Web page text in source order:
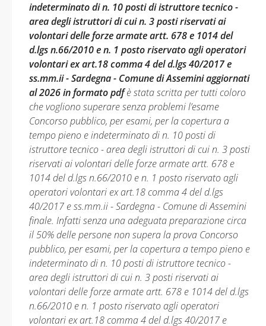
indeterminato di n. 10 posti di istruttore tecnico -
area degli istruttori di cui n. 3 posti riservati ai
volontari delle forze armate artt. 678 e 1014 del
d.lgs n.66/2010 e n. 1 posto riservato agli operatori
volontari ex art.18 comma 4 del d.lgs 40/2017 e
ss.mm.ii - Sardegna - Comune di Assemini aggiornati
al 2026 in formato pdfè stata scritta per tutti coloro
che vogliono superare senza problemi l’esame
Concorso pubblico, per esami, per la copertura a
tempo pieno e indeterminato di n. 10 posti di
istruttore tecnico - area degli istruttori di cui n. 3 posti
riservati ai volontari delle forze armate artt. 678 e
1014 del d.lgs n.66/2010 e n. 1 posto riservato agli
operatori volontari ex art.18 comma 4 del d.lgs
40/2017 e ss.mm.ii - Sardegna - Comune di Assemini
finale. Infatti senza una adeguata preparazione circa
il 50% delle persone non supera la prova Concorso
pubblico, per esami, per la copertura a tempo pieno e
indeterminato di n. 10 posti di istruttore tecnico -
area degli istruttori di cui n. 3 posti riservati ai
volontari delle forze armate artt. 678 e 1014 del d.lgs
n.66/2010 e n. 1 posto riservato agli operatori
volontari ex art.18 comma 4 del d.lgs 40/2017 e